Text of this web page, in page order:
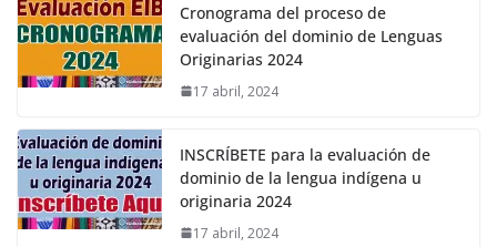
Cronograma del proceso de
evaluación del dominio de Lenguas
Originarias 2024
17 abril, 2024
INSCRÍBETE para la evaluación de
dominio de la lengua indígena u
originaria 2024
17 abril, 2024